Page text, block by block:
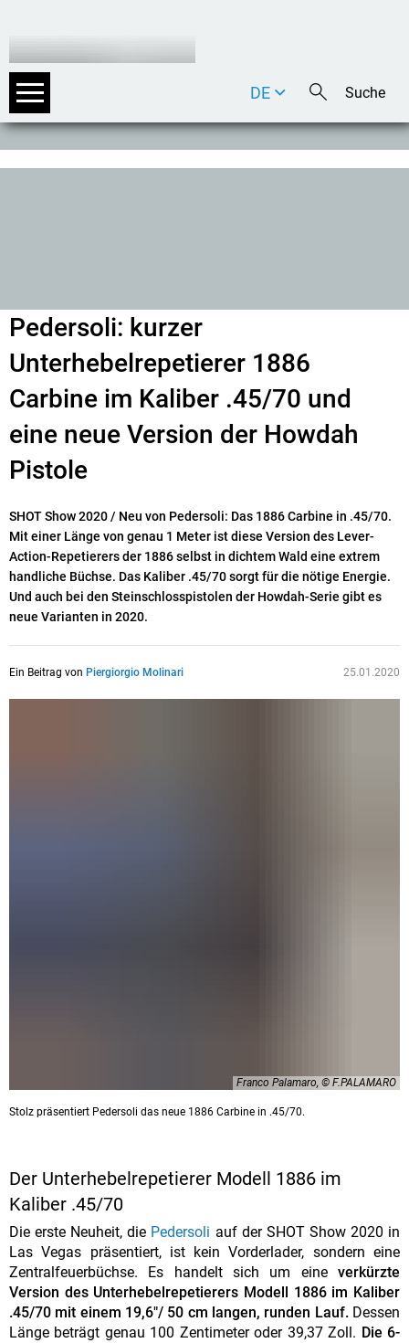
DE
EN
Pedersoli: kurzer
Unterhebelrepetierer 1886
Carbine im Kaliber .45/70 und
eine neue Version der Howdah
Pistole
SHOT Show 2020 / Neu von Pedersoli: Das 1886 Carbine in .45/70.
Mit einer Länge von genau 1 Meter ist diese Version des Lever-
Action-Repetierers der 1886 selbst in dichtem Wald eine extrem
handliche Büchse. Das Kaliber .45/70 sorgt für die nötige Energie.
Und auch bei den Steinschlosspistolen der Howdah-Serie gibt es
neue Varianten in 2020.
Ein Beitrag von Piergiorgio Molinari 25.01.2020
Franco Palamaro, © F.PALAMARO
Stolz präsentiert Pedersoli das neue 1886 Carbine in .45/70.
Der Unterhebelrepetierer Modell 1886 im
Kaliber .45/70
Die erste Neuheit, die Pedersoli auf der SHOT Show 2020 in
Las Vegas präsentiert, ist kein Vorderlader, sondern eine
Zentralfeuerbüchse. Es handelt sich um eine verkürzte
Version des Unterhebelrepetierers Modell 1886 im Kaliber
.45/70 mit einem 19,6"/ 50 cm langen, runden Lauf.Dessen
Länge beträgt genau 100 Zentimeter oder 39,37 Zoll. Die 6-